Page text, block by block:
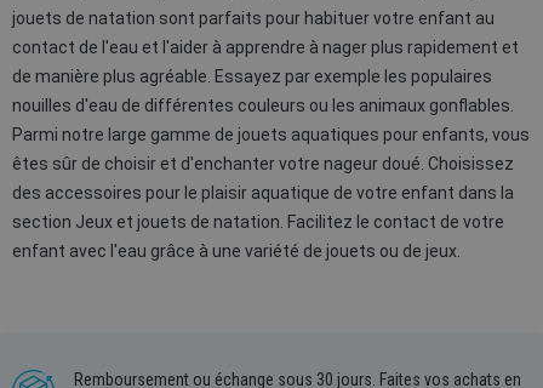
jouets de natation sont parfaits pour habituer votre enfant au
contact de l'eau et l'aider à apprendre à nager plus rapidement et
de manière plus agréable. Essayez par exemple les populaires
nouilles d'eau de différentes couleurs ou les animaux gonflables.
Parmi notre large gamme de jouets aquatiques pour enfants, vous
êtes sûr de choisir et d'enchanter votre nageur doué. Choisissez
des accessoires pour le plaisir aquatique de votre enfant dans la
section Jeux et jouets de natation. Facilitez le contact de votre
enfant avec l'eau grâce à une variété de jouets ou de jeux.
Remboursement ou échange sous 30 jours. Faites vos achats en